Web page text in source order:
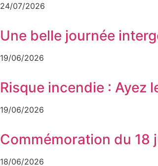
24/07/2026
Une belle journée
19/06/2026
Risque incendie : Ayez
19/06/2026
Commémoration du 18
18/06/2026